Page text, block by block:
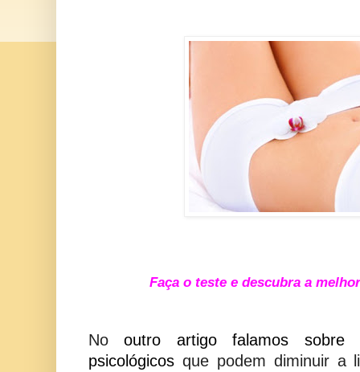
Faça o teste e descubra a
Nooutro artigo falamos
psicológicos que podem diminuir a